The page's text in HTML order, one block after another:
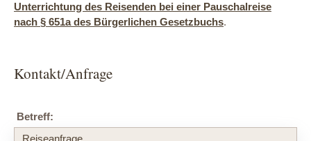
Unterrichtung des Reisenden bei einer Pauschalreise
nach § 651a des Bürgerlichen Gesetzbuchs.
Kontakt/Anfrage
Betreff: